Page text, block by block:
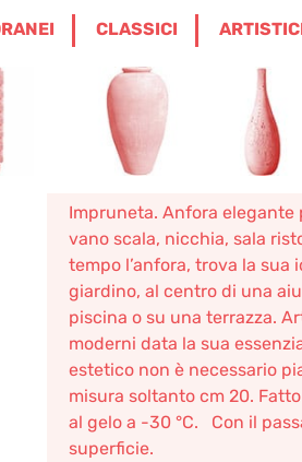
ENGLISHCLASSICI
E CACHE-POT /
Anfora
1.114,41 –
€
Impruneta. Anfora
vano scala, nicchia, sala
tempo l’anfora, trova la sua
giardino, al centro di una
piscina o su una terrazza.
moderni data la sua
estetico non è necessario
misura soltanto cm 20.
al gelo a -30 °C. Con il
superficie.